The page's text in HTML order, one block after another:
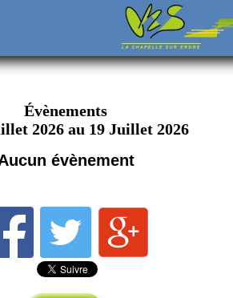
Évènements
2026 au 19 Juillet 2026
évènement